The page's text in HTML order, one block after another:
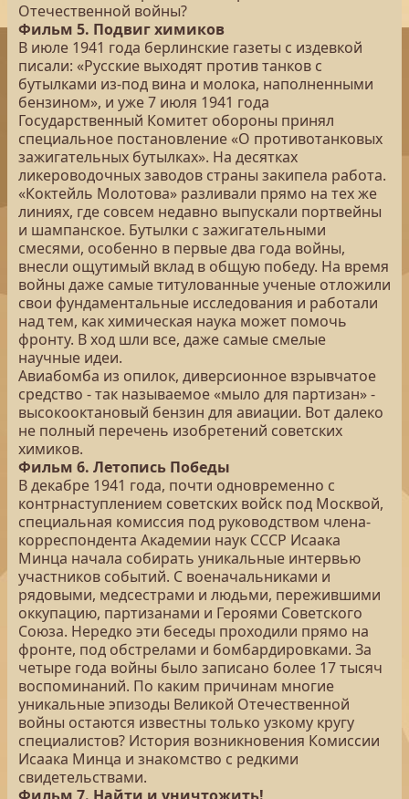
Отечественной войны?
Фильм 5. Подвиг химиков
В июле 1941 года берлинские газеты с издевкой
писали: «Русские выходят против танков с
бутылками из-под вина и молока, наполненными
бензином», и уже 7 июля 1941 года
Государственный Комитет обороны принял
специальное постановление «О противотанковых
зажигательных бутылках». На десятках
ликероводочных заводов страны закипела работа.
«Коктейль Молотова» разливали прямо на тех же
линиях, где совсем недавно выпускали портвейны
и шампанское. Бутылки с зажигательными
смесями, особенно в первые два года войны,
внесли ощутимый вклад в общую победу. На время
войны даже самые титулованные ученые отложили
свои фундаментальные исследования и работали
над тем, как химическая наука может помочь
фронту. В ход шли все, даже самые смелые
научные идеи.
Авиабомба из опилок, диверсионное взрывчатое
средство - так называемое «мыло для партизан» -
высокооктановый бензин для авиации. Вот далеко
не полный перечень изобретений советских
химиков.
Фильм 6. Летопись Победы
В декабре 1941 года, почти одновременно с
контрнаступлением советских войск под Москвой,
специальная комиссия под руководством члена-
корреспондента Академии наук СССР Исаака
Минца начала собирать уникальные интервью
участников событий. С военачальниками и
рядовыми, медсестрами и людьми, пережившими
оккупацию, партизанами и Героями Советского
Союза. Нередко эти беседы проходили прямо на
фронте, под обстрелами и бомбардировками. За
четыре года войны было записано более 17 тысяч
воспоминаний. По каким причинам многие
уникальные эпизоды Великой Отечественной
войны остаются известны только узкому кругу
специалистов? История возникновения Комиссии
Исаака Минца и знакомство с редкими
свидетельствами.